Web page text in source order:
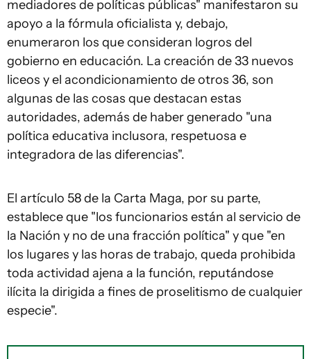
mediadores de políticas públicas" manifestaron su
apoyo a la fórmula oficialista y, debajo,
enumeraron los que consideran logros del
gobierno en educación. La creación de 33 nuevos
liceos y el acondicionamiento de otros 36, son
algunas de las cosas que destacan estas
autoridades, además de haber generado "una
política educativa inclusora, respetuosa e
integradora de las diferencias".
El artículo 58 de la Carta Maga, por su parte,
establece que "los funcionarios están al servicio de
la Nación y no de una fracción política" y que "en
los lugares y las horas de trabajo, queda prohibida
toda actividad ajena a la función, reputándose
ilícita la dirigida a fines de proselitismo de cualquier
especie".